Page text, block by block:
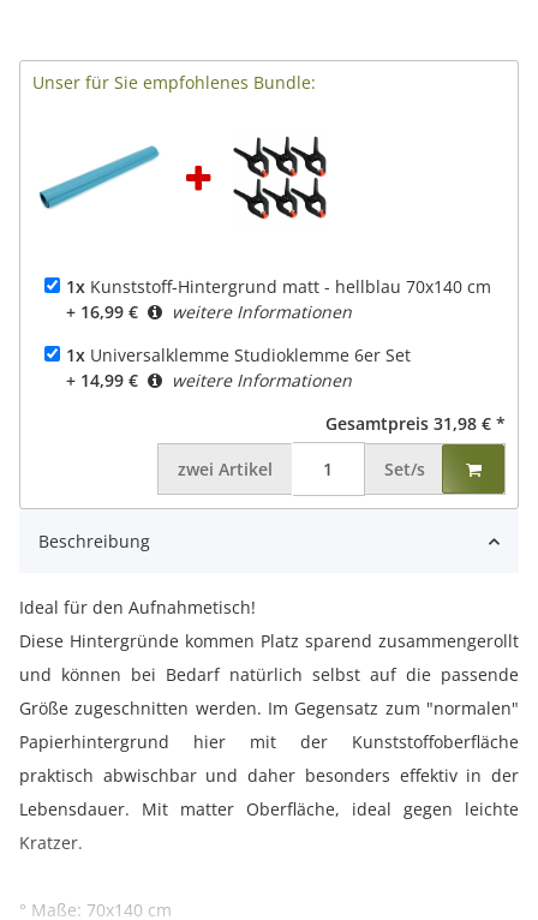
Unser für Sie empfohlenes Bundle:
1x Kunststoff-Hintergrund matt - hellblau 70x140 cm
+ 16,99 €
weitere Informationen
1x Universalklemme Studioklemme 6er Set
+ 14,99 €
weitere Informationen
Gesamtpreis 31,98 € *
zwei Artikel Set/s
Beschreibung
Ideal für den Aufnahmetisch!
Diese Hintergründe kommen Platz sparend zusammengerollt
und können bei Bedarf natürlich selbst auf die passende
Größe zugeschnitten werden. Im Gegensatz zum "normalen"
Papierhintergrund hier mit der Kunststoffoberfläche
praktisch abwischbar und daher besonders effektiv in der
Lebensdauer. Mit matter Oberfläche, ideal gegen leichte
Kratzer.
° Maße: 70x140 cm